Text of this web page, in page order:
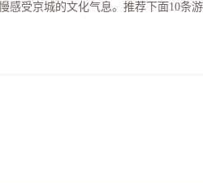
感受京城的文化气息。推荐下面10条